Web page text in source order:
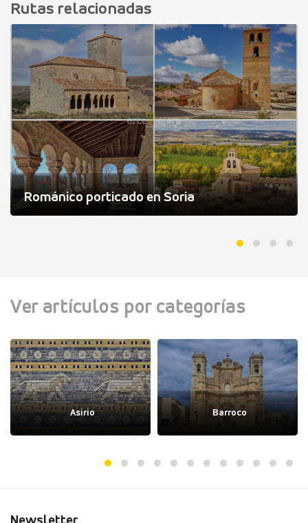
Rutas relacionadas
Románico porticado en Soria
Ver artículos por categorías
Asirio Barroco